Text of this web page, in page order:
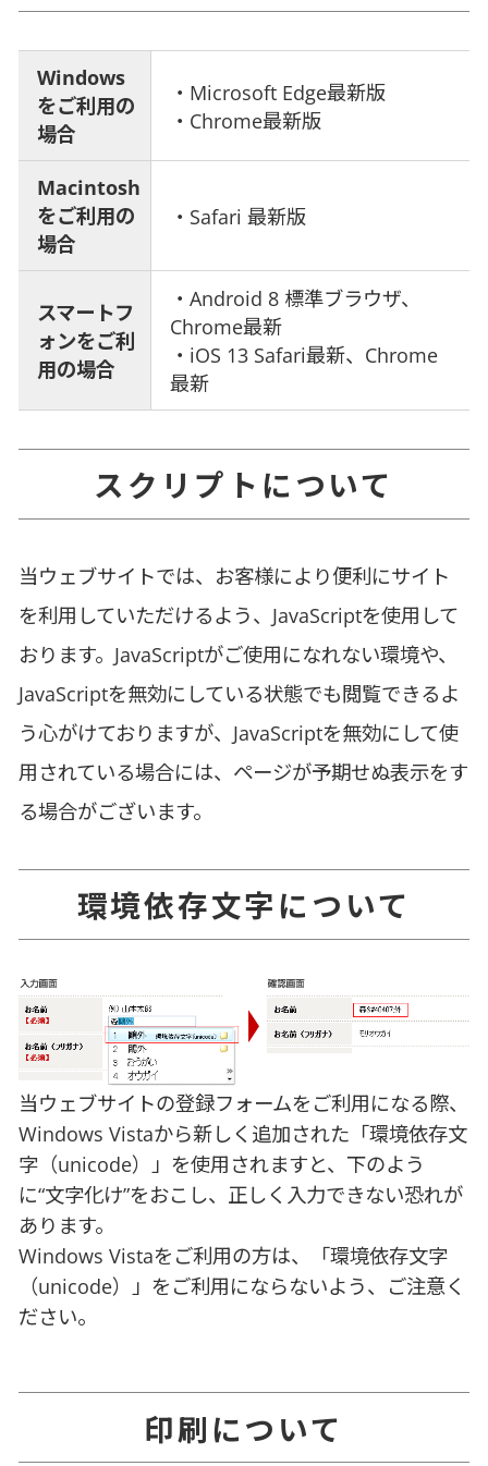
Windows
をご利用の
場合
・Microsoft Edge最新版
・Chrome最新版
Macintosh
をご利用の
場合
・Safari 最新版
スマートフ
ォンをご利
用の場合
・Android 8 標準ブラウザ、
Chrome最新
・iOS 13 Safari最新、Chrome
最新
スクリプトについて
当ウェブサイトでは、お客様により便利にサイト
を利用していただけるよう、JavaScriptを使用して
おります。JavaScriptがご使用になれない環境や、
JavaScriptを無効にしている状態でも閲覧できるよ
う心がけておりますが、JavaScriptを無効にして使
用されている場合には、ページが予期せぬ表示をす
る場合がございます。
環境依存文字について
当ウェブサイトの登録フォームをご利用になる際、
Windows Vistaから新しく追加された「環境依存文
字（unicode）」を使用されますと、下のよう
に“文字化け”をおこし、正しく入力できない恐れが
あります。
Windows Vistaをご利用の方は、「環境依存文字
（unicode）」をご利用にならないよう、ご注意く
ださい。
印刷について